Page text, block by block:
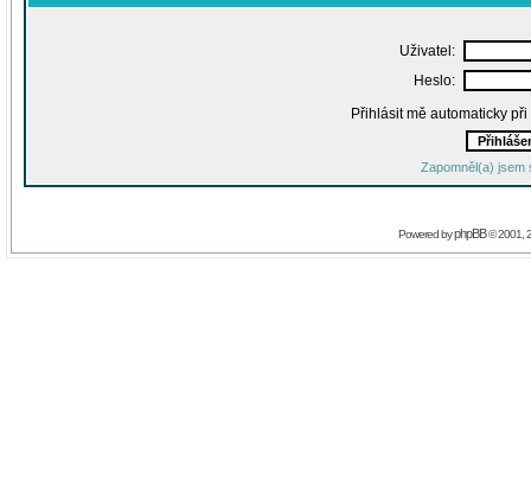
Uživatel:
Heslo:
Přihlásit mě automaticky
Zapomněl(a) jsem
Powered byphpBB© 2001,